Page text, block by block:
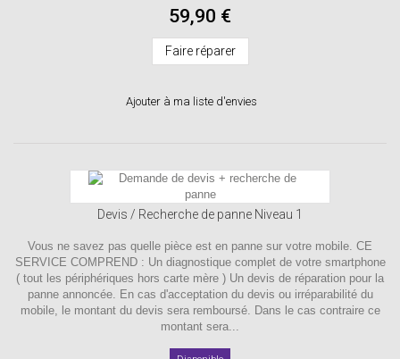
59,90 €
Faire réparer
Ajouter à ma liste d'envies
Devis / Recherche de panne Niveau 1
Vous ne savez pas quelle pièce est en panne sur votre mobile. CE
SERVICE COMPREND : Un diagnostique complet de votre smartphone
( tout les périphériques hors carte mère ) Un devis de réparation pour la
panne annoncée. En cas d'acceptation du devis ou irréparabilité du
mobile, le montant du devis sera remboursé. Dans le cas contraire ce
montant sera...